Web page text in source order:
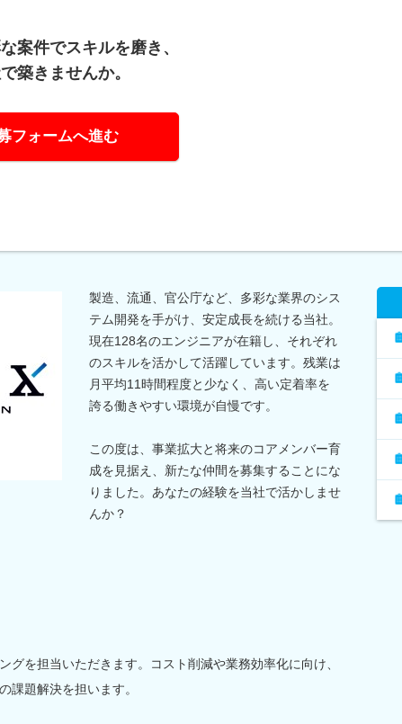
案件でスキルを磨き、
築きませんか。
フォームへ進む
製造、流通、官公庁など、多彩な業界のシス
テム開発を手がけ、安定成長を続ける当社。
現在128名のエンジニアが在籍し、それぞれ
のスキルを活かして活躍しています。残業は
月平均11時間程度と少なく、高い定着率を
誇る働きやすい環境が自慢です。
この度は、事業拡大と将来のコアメンバー育
成を見据え、新たな仲間を募集することにな
りました。あなたの経験を当社で活かしませ
んか？
グを担当いただきます。コスト削減や業務効率化に向け、
課題解決を担います。